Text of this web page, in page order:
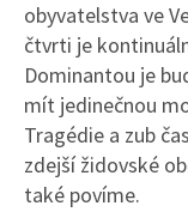
obyvatelstva ve
čtvrti je
Dominantou je
mít jedinečnou
Tragédie a zub
zdejší židovské
také povíme.